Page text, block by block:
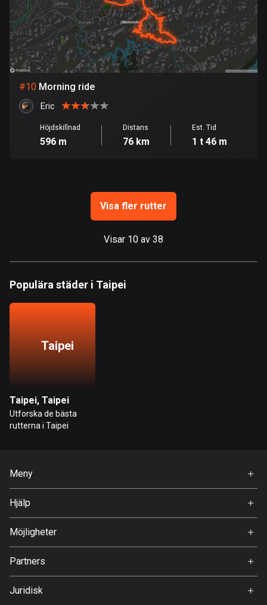
0 rutter
Guadeloupe
1 rutt
Guam
6 rutter
316 rutter
29 rutter
Indien
3151 rutter
Iran
88 rutter
4667 rutter
#10 Morning ride
Eric
Höjdskillnad
596 m
Distans
76 km
Est. Tid
1 t 46 m
Visa fler rutter
Visar 10 av 38
Populära städer i Taipei
Taipei
Taipei, Taipei
Utforska de bästa
rutterna i Taipei
Meny
Om Oss
Hjälp
Möjligheter
Partners
Juridisk